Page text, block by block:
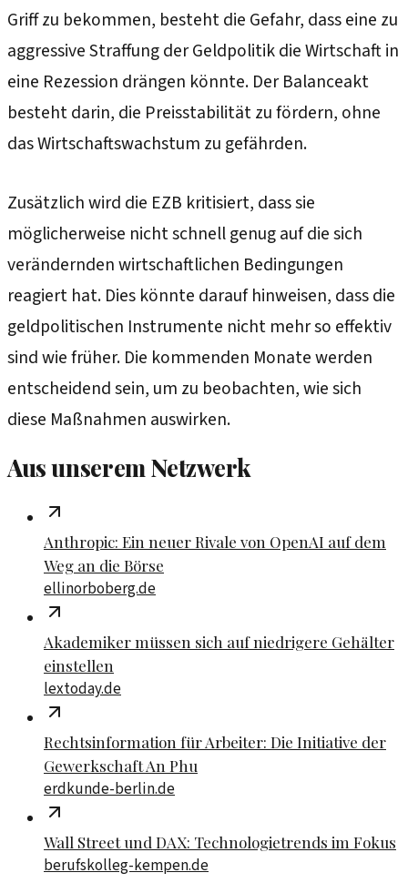
Griff zu bekommen, besteht die Gefahr, dass eine zu
aggressive Straffung der Geldpolitik die Wirtschaft in
eine Rezession drängen könnte. Der Balanceakt
besteht darin, die Preisstabilität zu fördern, ohne
das Wirtschaftswachstum zu gefährden.
Zusätzlich wird die EZB kritisiert, dass sie
möglicherweise nicht schnell genug auf die sich
verändernden wirtschaftlichen Bedingungen
reagiert hat. Dies könnte darauf hinweisen, dass die
geldpolitischen Instrumente nicht mehr so effektiv
sind wie früher. Die kommenden Monate werden
entscheidend sein, um zu beobachten, wie sich
diese Maßnahmen auswirken.
Aus unserem Netzwerk
Anthropic: Ein neuer Rivale von OpenAI auf dem
Weg an die Börse
ellinorboberg.de
Akademiker müssen sich auf niedrigere Gehälter
einstellen
lextoday.de
Rechtsinformation für Arbeiter: Die Initiative der
Gewerkschaft An Phu
erdkunde-berlin.de
Wall Street und DAX: Technologietrends im Fokus
berufskolleg-kempen.de